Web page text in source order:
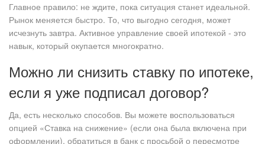
Главное правило: не ждите, пока ситуация станет идеальной.
Рынок меняется быстро. То, что выгодно сегодня, может
исчезнуть завтра. Активное управление своей ипотекой - это
навык, который окупается многократно.
Можно ли снизить ставку по ипотеке,
если я уже подписал договор?
Да, есть несколько способов. Вы можете воспользоваться
опцией «Ставка на снижение» (если она была включена при
оформлении), обратиться в банк с просьбой о пересмотре